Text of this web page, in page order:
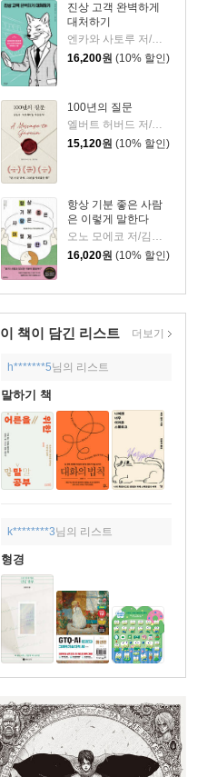
진상 고객 완벽하게
대처하기
엔카와 사토루 저/이주 역
16,200원 (10% 할인)
100년의 질문
엘버트 허버드 저/충희 편
15,120원 (10% 할인)
항상 기분 좋은 사람
은 이렇게 말한다
오노 모에코 저/김시온 역
16,020원 (10% 할인)
이 책이 담긴 리스트 더보기
h*******5님의 리스트
말하기 책
k********3님의 리스트
형경